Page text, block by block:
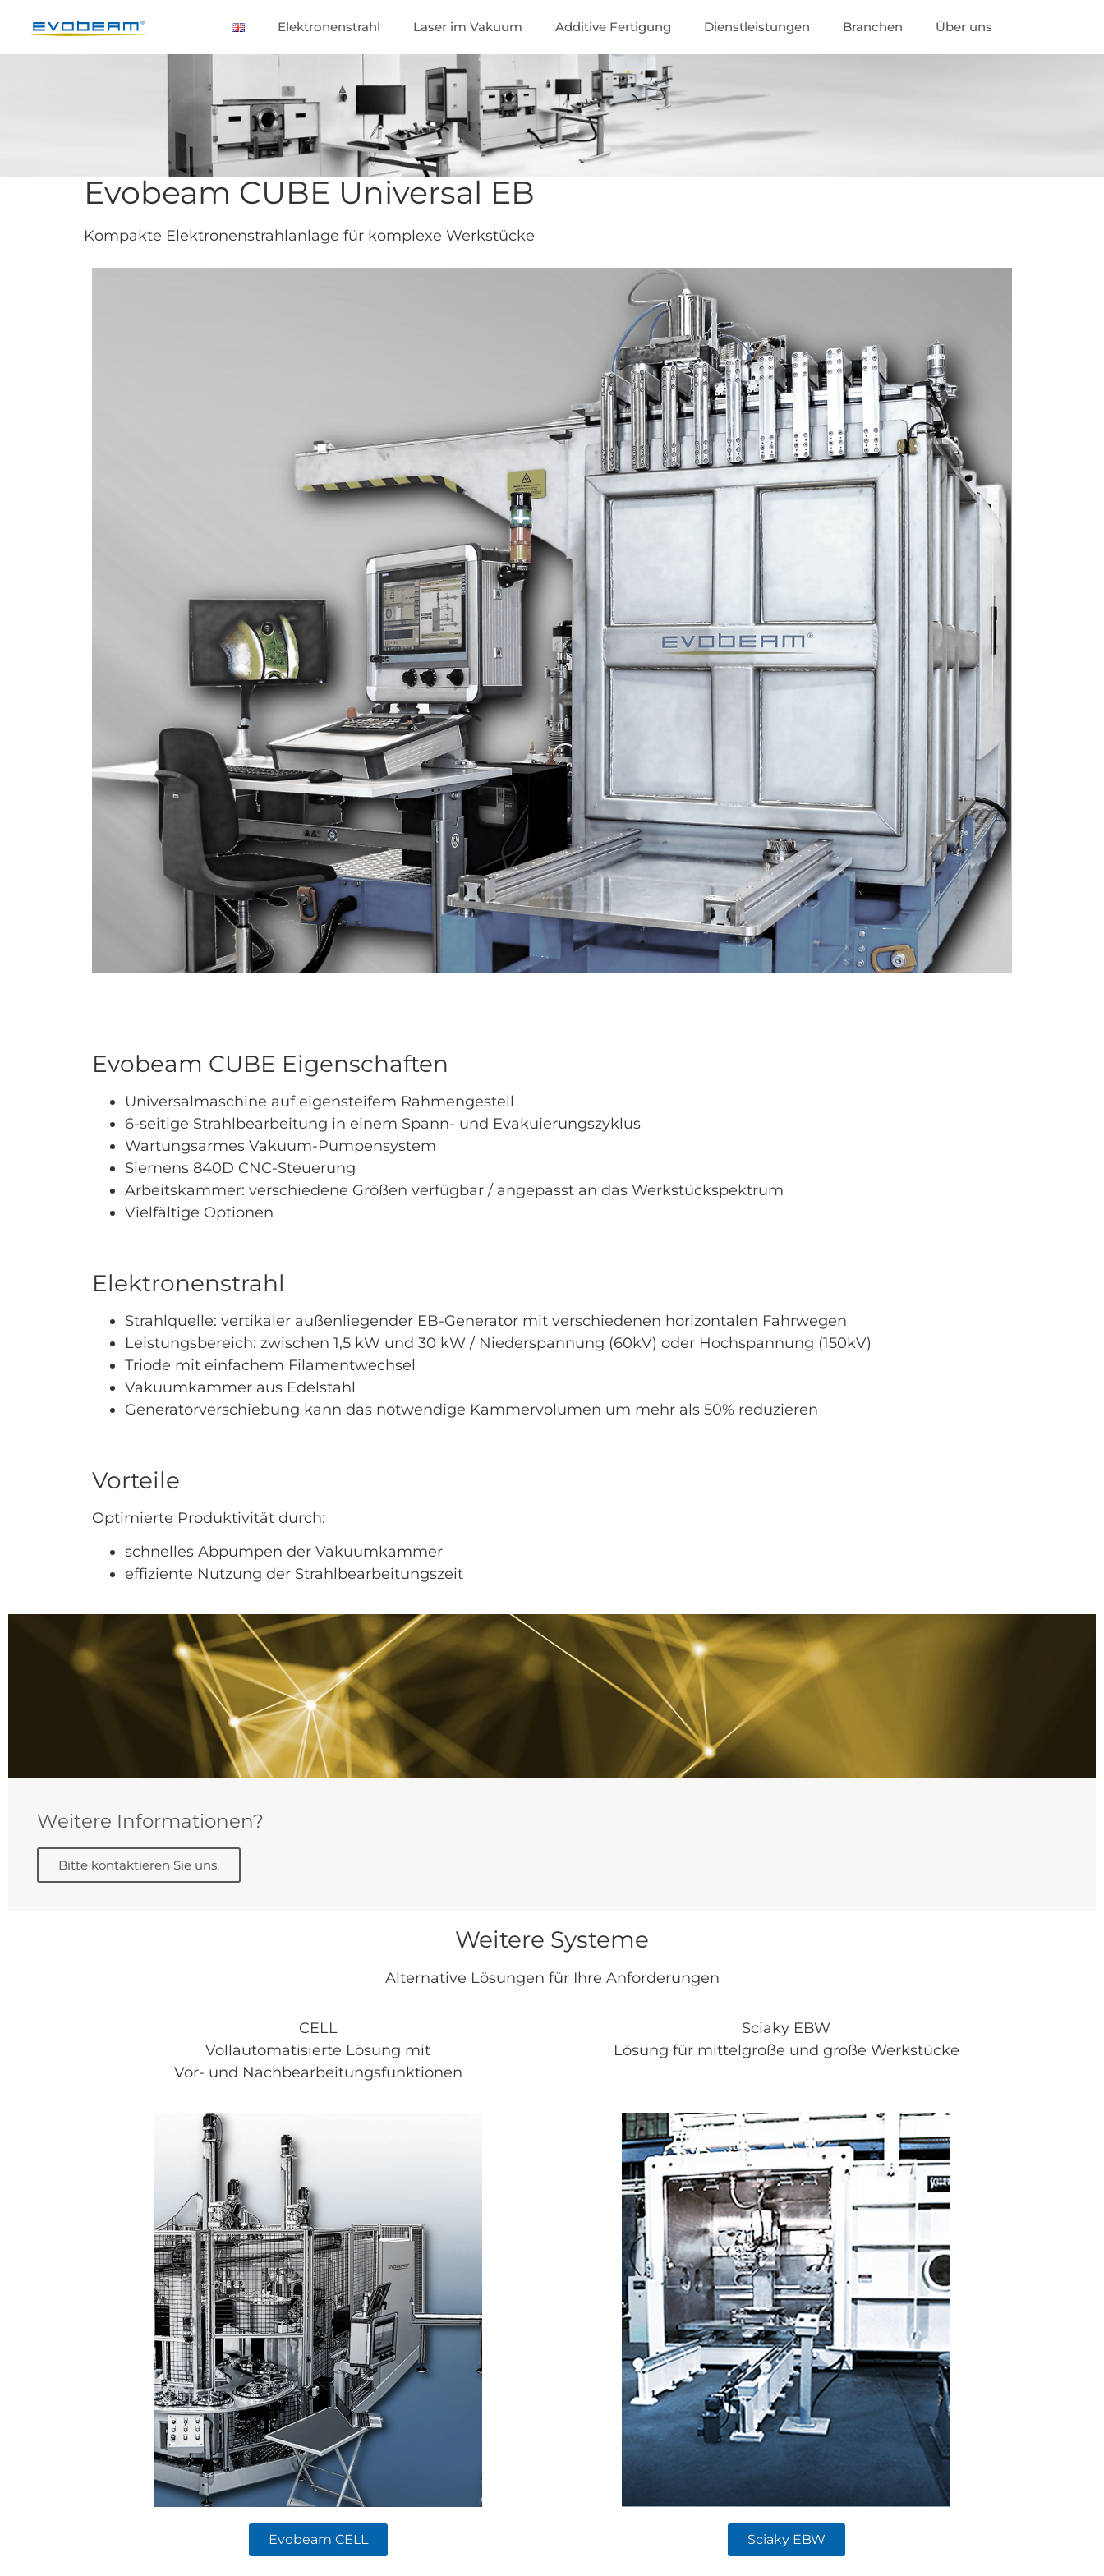
Elektronenstrahl Laser im Vakuum Additive Fertigung Dienstleistungen Branchen Über uns
Evobeam CUBE Universal EB
Kompakte Elektronenstrahlanlage für komplexe Werkstücke
Evobeam CUBE Eigenschaften
Universalmaschine auf eigensteifem Rahmengestell
6-seitige Strahlbearbeitung in einem Spann- und Evakuierungszyklus
Wartungsarmes Vakuum-Pumpensystem
Siemens 840D CNC-Steuerung
Arbeitskammer: verschiedene Größen verfügbar / angepasst an das Werkstückspektrum
Vielfältige Optionen
Elektronenstrahl
Strahlquelle: vertikaler außenliegender EB-Generator mit verschiedenen horizontalen Fahrwegen
Leistungsbereich: zwischen 1,5 kW und 30 kW / Niederspannung (60kV) oder Hochspannung (150kV)
Triode mit einfachem Filamentwechsel
Vakuumkammer aus Edelstahl
Generatorverschiebung kann das notwendige Kammervolumen um mehr als 50% reduzieren
Vorteile
Optimierte Produktivität durch:
schnelles Abpumpen der Vakuumkammer
effiziente Nutzung der Strahlbearbeitungszeit
Weitere Informationen?
Bitte kontaktieren Sie uns.
Weitere Systeme
Alternative Lösungen für Ihre Anforderungen
CELL
Vollautomatisierte Lösung mit
Vor- und Nachbearbeitungsfunktionen
Evobeam CELL
Sciaky EBW
Lösung für mittelgroße und große Werkstücke
Sciaky EBW